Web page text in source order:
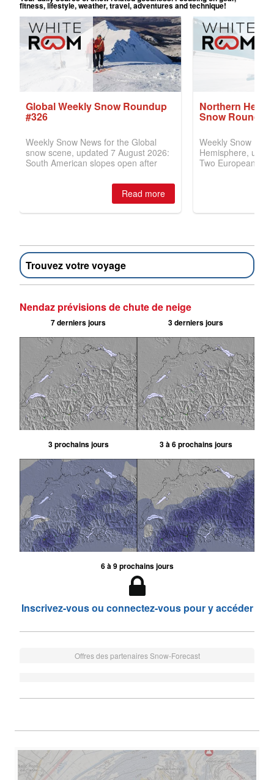
Trouvez votre voyage
Nendaz prévisions de chute de neige
7 derniers jours 3 derniers jours
3 prochains jours 3 à 6 prochains jours
6 à 9 prochains jours
Inscrivez-vous ou connectez-vous pour y accéder
Offres des partenaires Snow-Forecast